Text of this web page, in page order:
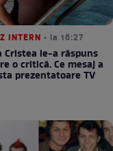
INTERN • la 16:27
Cristea le-a răspuns
o critică. Ce mesaj a
prezentatoare TV